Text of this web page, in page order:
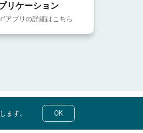
リケーション
アプリの詳細はこちら
ます。 OK